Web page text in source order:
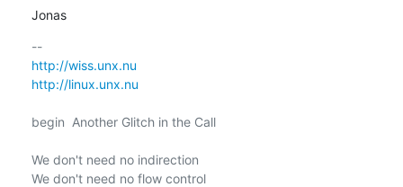
Jonas
http://wiss.unx.nu
http://linux.unx.nu
begin  Another Glitch in the Call
We don't need no indirection
We don't need no flow control